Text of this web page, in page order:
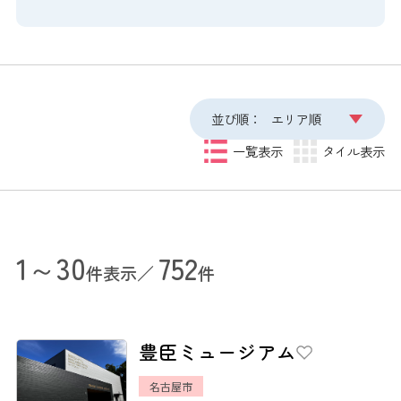
並び順：
エリア順
一覧表示
タイル表示
1～30件表示／ 752件
豊臣ミュージアム
名古屋市